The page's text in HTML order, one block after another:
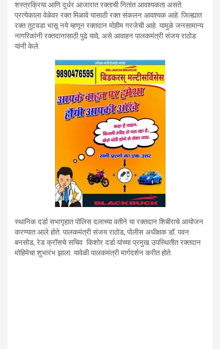
शस्त्रक्रिया आणि दुर्धर आजारात रक्ताची नितांत आवश्यकता असते.
प्रत्येकाला वेळेवर रक्त मिळावे यासाठी रक्त संकलन आवश्यक आहे. जिल्ह्यात
रक्त तुटवडा भासू नये म्हणून रक्तदान मोहीम गरजेची आहे. यामुळे जनसामान्य
नागरिकांनी रक्तदानासाठी पुढे यावे, असे आवाहन पालकमंत्री संजय राठोड
यांनी केले.
स्थानिक दर्डा सभागृहात पोलिस दलाच्या वतीने या रक्तदान शिबीराचे आयोजन
करण्यात आले होते. पालकमंत्री संजय राठोड, पोलीस अधीक्षक डॉ. पवन
बनसोड, रेड क्रॉसचे सचिव किशोर दर्डा यांच्या प्रमुख उपस्थितीत रक्तदान
मोहिमेचा शुभारंभ झाला. यावेळी पालकमंत्री मार्गदर्शन करीत होते.